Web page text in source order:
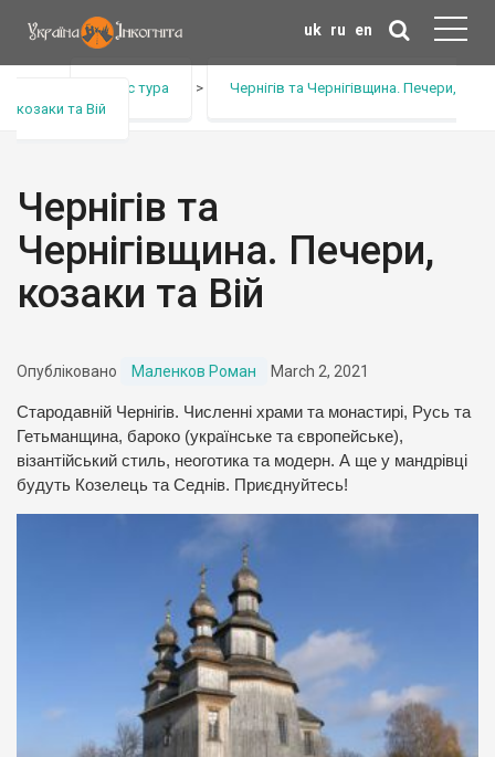
uk ru en
Анонс тура >
Чернігів та Чернігівщина. Печери,
козаки та Вій
Чернігів та
Чернігівщина. Печери,
козаки та Вій
Опубліковано Маленков Роман March 2, 2021
Стародавній Чернігів. Численні храми та монастирі, Русь та
Гетьманщина, бароко (українське та європейське),
візантійський стиль, неоготика та модерн. А ще у мандрівці
будуть Козелець та Седнів. Приєднуйтесь!